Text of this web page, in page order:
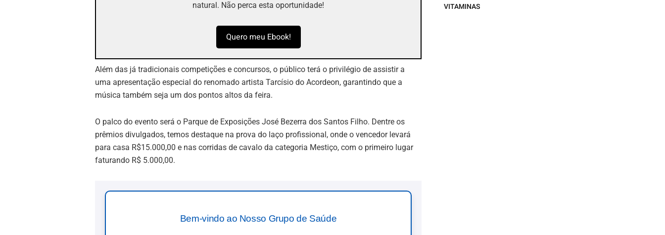
natural. Não perca esta oportunidade!
Quero meu Ebook!
Além das já tradicionais competições e concursos, o público terá o privilégio de assistir a
uma apresentação especial do renomado artista Tarcísio do Acordeon, garantindo que a
música também seja um dos pontos altos da feira.
O palco do evento será o Parque de Exposições José Bezerra dos Santos Filho. Dentre os
prêmios divulgados, temos destaque na prova do laço profissional, onde o vencedor levará
para casa R$15.000,00 e nas corridas de cavalo da categoria Mestiço, com o primeiro lugar
faturando R$ 5.000,00.
Bem-vindo ao Nosso Grupo de Saúde
VITAMINAS